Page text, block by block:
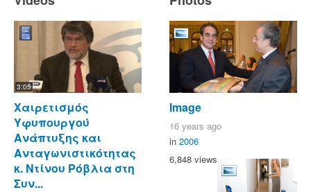
3:05
Χαιρετισμός
Υφυπουργού
Ανάπτυξης και
Ανταγωνιστικότητας
κ. Ντίνου Ρόβλια στη
Συν...
Image
16 years ago
in 2006
6,848 views